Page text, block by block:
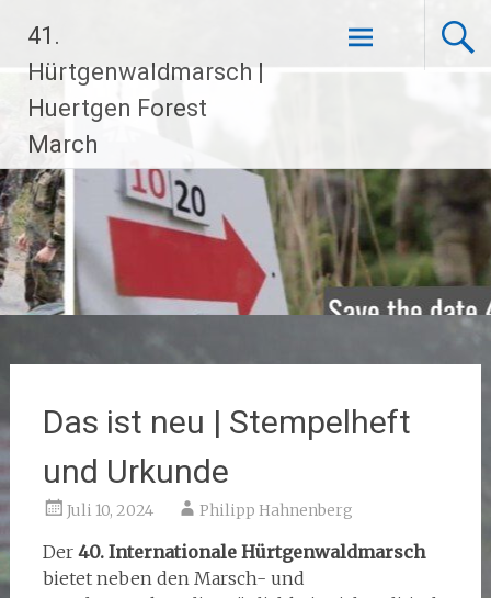
Inhalt
springen
41.
Hürtgenwaldmarsch |
Huertgen Forest
March
Das ist neu | Stempelheft
und Urkunde
Juli 10, 2024 Philipp Hahnenberg
Der 40. Internationale Hürtgenwaldmarsch
bietet neben den Marsch- und